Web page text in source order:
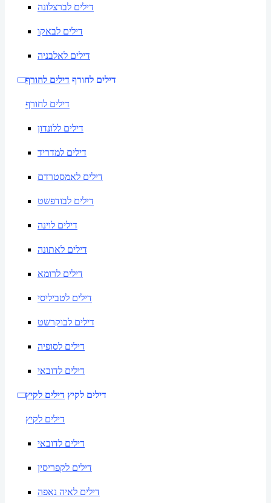
דילים לברצלונה
דילים לבאקו
דילים לאלבניה
דילים לחורף דילים לחורף
דילים לחורף
דילים ללונדון
דילים למדריד
דילים לאמסטרדם
דילים לבודפשט
דילים לוינה
דילים לאתונה
דילים לרומא
דילים לטביליסי
דילים לבוקרשט
דילים לסופיה
דילים לדובאי
דילים לקיץ דילים לקיץ
דילים לקיץ
דילים לדובאי
דילים לקפריסין
דילים לאיה נאפה